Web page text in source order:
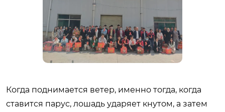
Когда поднимается ветер, именно тогда, когда
ставится парус, лошадь ударяет кнутом, а затем